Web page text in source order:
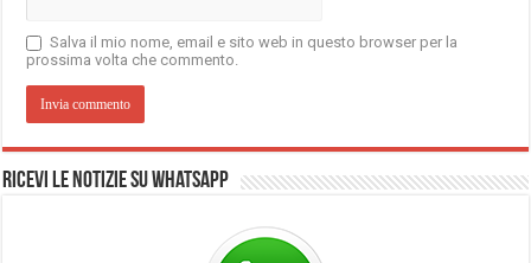
Salva il mio nome, email e sito web in questo browser per la
prossima volta che commento.
Ricevi le notizie su Whatsapp